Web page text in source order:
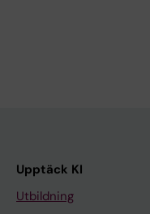
Upptäck KI
Utbildning